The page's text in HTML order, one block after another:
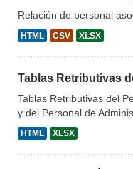
Relación de personal
HTML CSV XLSX
Tablas Retributivas
Tablas Retributivas del
y del Personal de
HTML XLSX